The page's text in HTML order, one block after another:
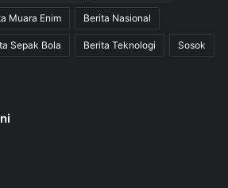
Muara Enim Berita Nasional
Sepak Bola Berita Teknologi Sosok